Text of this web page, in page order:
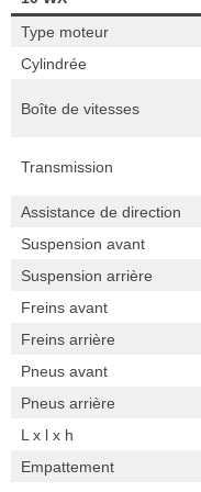
Type moteur
Cylindrée
Boîte de vitesses
Transmission
Assistance de direction
Suspension avant
Suspension arrière
Freins avant
Freins arrière
Pneus avant
Pneus arrière
L x l x h
Empattement